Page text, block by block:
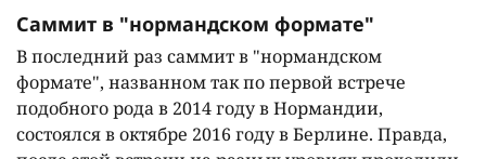
Саммит в "нормандском формате"
В последний раз саммит в "нормандском
формате", названном так по первой встрече
подобного рода в 2014 году в Нормандии,
состоялся в октябре 2016 году в Берлине. Правда,